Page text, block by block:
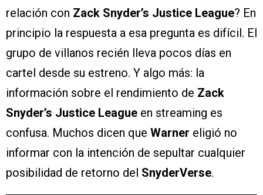
relación con Zack Snyder’s Justice League? En
principio la respuesta a esa pregunta es difícil. El
grupo de villanos recién lleva pocos días en
cartel desde su estreno. Y algo más: la
información sobre el rendimiento de Zack
Snyder’s Justice League en streaming es
confusa. Muchos dicen que Warner eligió no
informar con la intención de sepultar cualquier
posibilidad de retorno del SnyderVerse.